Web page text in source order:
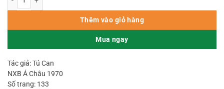
Thêm vào giỏ hàng
Mua ngay
Tác giả: Tú Can
NXB Á Châu 1970
Số trang: 133